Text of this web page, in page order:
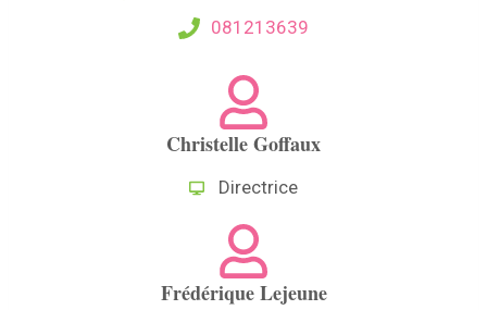
081213639
Christelle Goffaux
Directrice
Frédérique Lejeune